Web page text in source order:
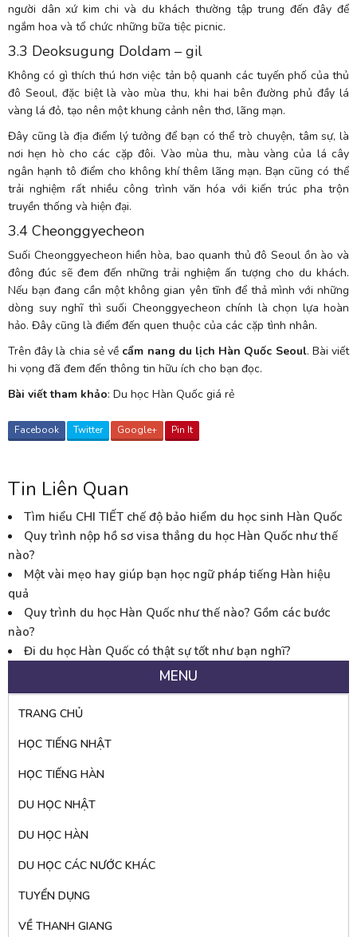
người dân xứ kim chi và du khách thường tập trung đến đây để
ngắm hoa và tổ chức những bữa tiệc picnic.
3.3 Deoksugung Doldam – gil
Không có gì thích thú hơn việc tản bộ quanh các tuyến phố của thủ
đô Seoul, đặc biệt là vào mùa thu, khi hai bên đường phủ đầy lá
vàng lá đỏ, tạo nên một khung cảnh nên thơ, lãng mạn.
Đây cũng là địa điểm lý tưởng để bạn có thể trò chuyện, tâm sự, là
nơi hẹn hò cho các cặp đôi. Vào mùa thu, màu vàng của lá cây
ngân hạnh tô điểm cho không khí thêm lãng mạn. Bạn cũng có thể
trải nghiệm rất nhiều công trình văn hóa với kiến trúc pha trộn
truyền thống và hiện đại.
3.4 Cheonggyecheon
Suối Cheonggyecheon hiền hòa, bao quanh thủ đô Seoul ồn ào và
đông đúc sẽ đem đến những trải nghiệm ấn tượng cho du khách.
Nếu bạn đang cần một không gian yên tĩnh để thả mình với những
dòng suy nghĩ thì suối Cheonggyecheon chính là chọn lựa hoàn
hảo. Đây cũng là điểm đến quen thuộc của các cặp tình nhân.
Trên đây là chia sẻ về cẩm nang du lịch Hàn Quốc Seoul. Bài viết
hi vọng đã đem đến thông tin hữu ích cho bạn đọc.
Bài viết tham khảo: Du học Hàn Quốc giá rẻ
Facebook Twitter Google+ Pin It
Tin Liên Quan
Tìm hiểu CHI TIẾT chế độ bảo hiểm du học sinh Hàn Quốc
Quy trình nộp hồ sơ visa thẳng du học Hàn Quốc như thế
nào?
Một vài mẹo hay giúp bạn học ngữ pháp tiếng Hàn hiệu
quả
Quy trình du học Hàn Quốc như thế nào? Gồm các bước
nào?
Đi du học Hàn Quốc có thật sự tốt như bạn nghĩ?
MENU
TRANG CHỦ
HỌC TIẾNG NHẬT
HỌC TIẾNG HÀN
DU HỌC NHẬT
DU HỌC HÀN
DU HỌC CÁC NƯỚC KHÁC
TUYỂN DỤNG
VỀ THANH GIANG